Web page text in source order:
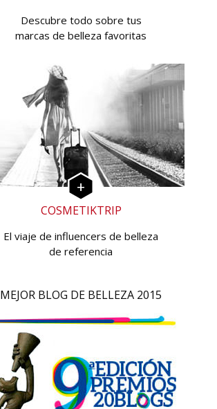
Descubre todo sobre tus
marcas de belleza favoritas
COSMETIKTRIP
El viaje de influencers de belleza
de referencia
MEJOR BLOG DE BELLEZA 2015